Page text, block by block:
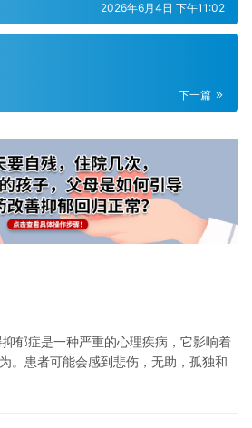
2026年6月4日 下午11:02
下一篇
郁症是一种严重的心理疾病，它影响着
。患者可能会感到悲伤，无助，孤独和